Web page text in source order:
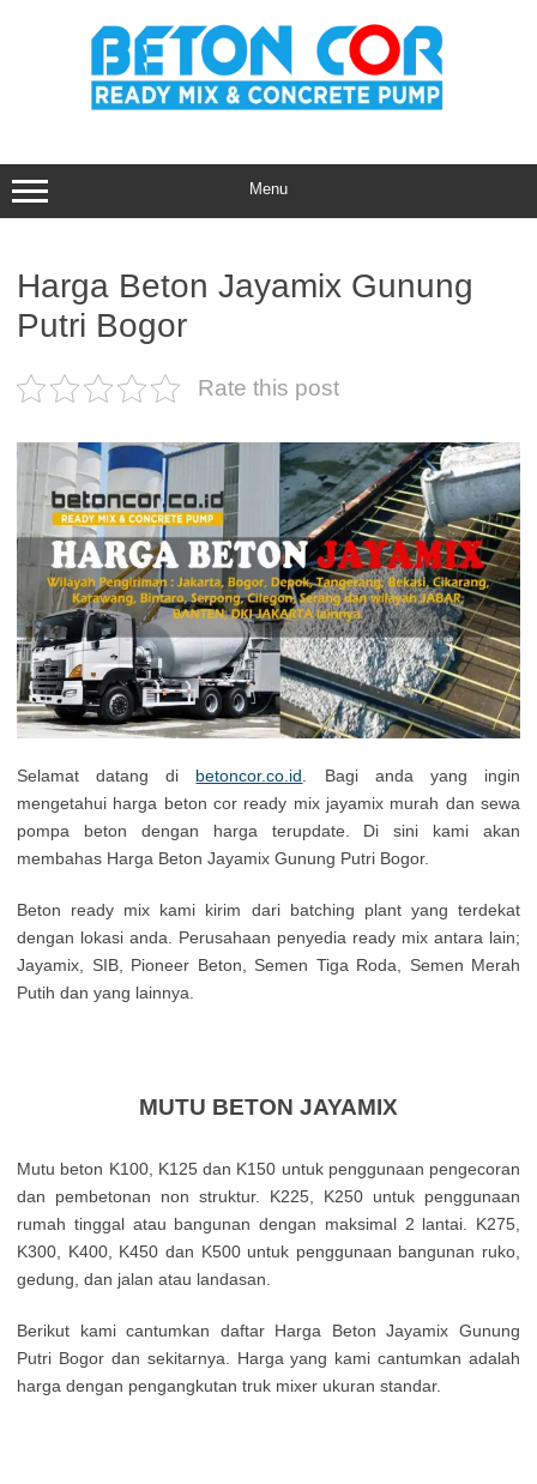
Menu
Harga Beton Jayamix Gunung
Putri Bogor
Rate this post
Selamat datang di betoncor.co.id. Bagi anda yang ingin
mengetahui harga beton cor ready mix jayamix murah dan sewa
pompa beton dengan harga terupdate. Di sini kami akan
membahas Harga Beton Jayamix Gunung Putri Bogor.
Beton ready mix kami kirim dari batching plant yang terdekat
dengan lokasi anda. Perusahaan penyedia ready mix antara lain;
Jayamix, SIB, Pioneer Beton, Semen Tiga Roda, Semen Merah
Putih dan yang lainnya.
MUTU BETON JAYAMIX
Mutu beton K100, K125 dan K150 untuk penggunaan pengecoran
dan pembetonan non struktur. K225, K250 untuk penggunaan
rumah tinggal atau bangunan dengan maksimal 2 lantai. K275,
K300, K400, K450 dan K500 untuk penggunaan bangunan ruko,
gedung, dan jalan atau landasan.
Berikut kami cantumkan daftar Harga Beton Jayamix Gunung
Putri Bogor dan sekitarnya. Harga yang kami cantumkan adalah
harga dengan pengangkutan truk mixer ukuran standar.